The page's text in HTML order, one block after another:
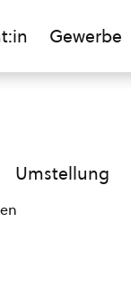
Gewerbe
Umstellung